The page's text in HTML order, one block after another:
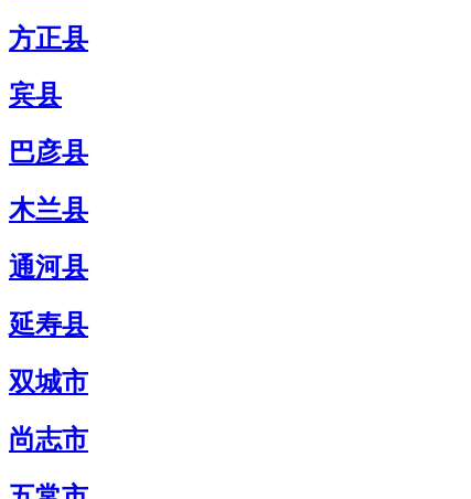
方正县
宾县
巴彦县
木兰县
通河县
延寿县
双城市
尚志市